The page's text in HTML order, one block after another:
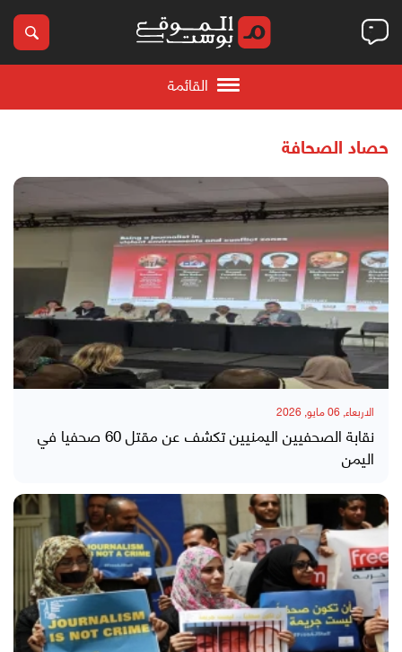
القائمة
حصاد الصحافة
الاربعاء, 06 مايو, 2026
نقابة الصحفيين اليمنيين تكشف عن مقتل 60 صحفيا في
اليمن